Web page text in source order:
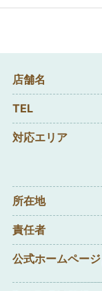
店舗名
TEL
対応エリア
所在地
責任者
公式ホームページ